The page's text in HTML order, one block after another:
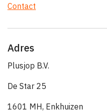
Contact
Adres
Plusjop B.V.
De Star 25
1601 MH, Enkhuizen